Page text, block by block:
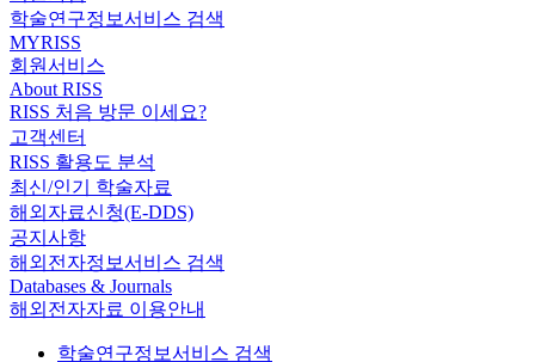
학술연구정보서비스 검색
MYRISS
회원서비스
About RISS
RISS 처음 방문 이세요?
고객센터
RISS 활용도 분석
최신/인기 학술자료
해외자료신청(E-DDS)
공지사항
해외전자정보서비스 검색
Databases & Journals
해외전자자료 이용안내
학술연구정보서비스 검색